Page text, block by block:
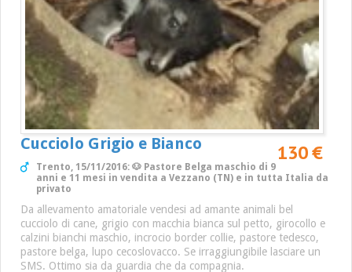
Cucciolo Grigio e Bianco 130 €
Trento, 15/11/2016: 🐶 Pastore Belga maschio di 9
anni e 11 mesi in vendita a Vezzano (TN) e in tutta Italia da
privato
Da allevamento amatoriale vendesi ad amante animali bel
cucciolo di cane, grigio con macchia bianca sul petto, girocollo e
calzini bianchi maschio, incrocio border collie, pastore tedesco,
pastore belga, lupo cecoslovacco. Se irraggiungibile lasciare un
SMS. Ottimo sia da guardia che da compagnia.